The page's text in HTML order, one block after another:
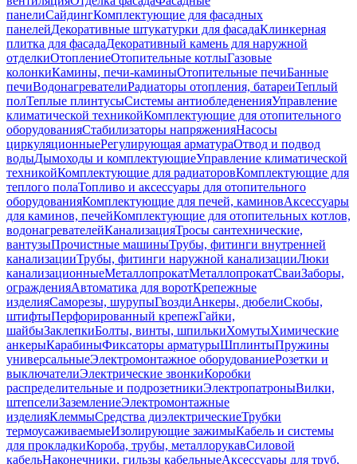
панелиСайдингКомплектующие для фасадных
панелейДекоративные штукатурки для фасадаКлинкерная
плитка для фасадаДекоративный камень для наружной
отделкиОтоплениеОтопительные котлыГазовые
колонкиКамины, печи-каминыОтопительные печиБанные
печиВодонагревателиРадиаторы отопления, батареиТеплый
полТеплые плинтусыСистемы антиобледененияУправление
климатической техникойКомплектующие для отопительного
оборудованияСтабилизаторы напряженияНасосы
циркуляционныеРегулирующая арматураОтвод и подвод
водыДымоходы и комплектующиеУправление климатической
техникойКомплектующие для радиаторовКомплектующие для
теплого полаТопливо и аксессуары для отопительного
оборудованияКомплектующие для печей, каминовАксессуары
для каминов, печейКомплектующие для отопительных котлов,
водонагревателейКанализацияТросы сантехнические,
вантузыПрочистные машиныТрубы, фитинги внутренней
канализацииТрубы, фитинги наружной канализацииЛюки
канализационныеМеталлопрокатМеталлопрокатСваиЗаборы,
огражденияАвтоматика для воротКрепежные
изделияСаморезы, шурупыГвоздиАнкеры, дюбелиСкобы,
штифтыПерфорированный крепежГайки,
шайбыЗаклепкиБолты, винты, шпилькиХомутыХимические
анкерыКарабиныФиксаторы арматурыШплинтыПружины
универсальныеЭлектромонтажное оборудованиеРозетки и
выключателиЭлектрические звонкиКоробки
распределительные и подрозетникиЭлектропатроныВилки,
штепселиЗаземлениеЭлектромонтажные
изделияКлеммыСредства диэлектрическиеТрубки
термоусаживаемыеИзолирующие зажимыКабель и системы
для прокладкиКороба, трубы, металлорукавСиловой
кабельНаконечники, гильзы кабельныеАксессуары для труб,